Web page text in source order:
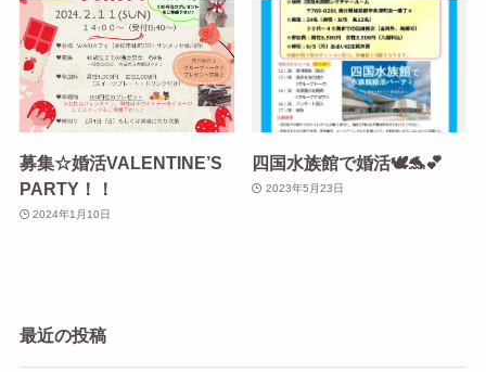
募集☆婚活VALENTINE’S
PARTY！！
2024年1月10日
四国水族館で婚活🕊️🐬💕
2023年5月23日
最近の投稿